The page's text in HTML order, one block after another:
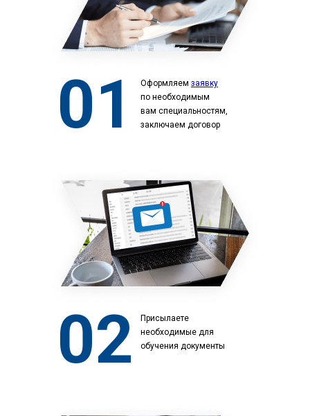
01 Оформляем заявку
по необходимым
вам специальностям,
заключаем договор
02
Присылаете
необходимые для
обучения документы